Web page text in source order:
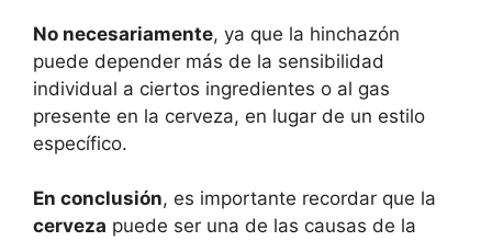
No necesariamente, ya que la hinchazón
puede depender más de la sensibilidad
individual a ciertos ingredientes o al gas
presente en la cerveza, en lugar de un estilo
específico.
En conclusión, es importante recordar que la
cerveza puede ser una de las causas de la